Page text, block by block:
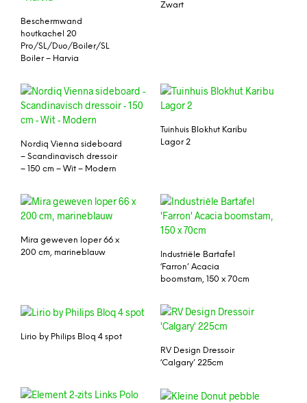
Beschermwand
houtkachel 20
Pro/SL/Duo/Boiler/SL
Boiler – Harvia
Zwart
Nordiq Vienna sideboard
– Scandinavisch dressoir
– 150 cm – Wit – Modern
Tuinhuis Blokhut Karibu
Lagor 2
Mira geweven loper 66 x
200 cm, marineblauw
Industriële Bartafel
‘Farron’ Acacia
boomstam, 150 x 70cm
Lirio by Philips Bloq 4 spot
RV Design Dressoir
‘Calgary’ 225cm